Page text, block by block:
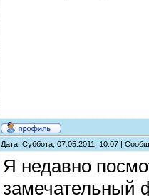
Дата: Суббота, 07.05.2011, 10:07 |
Я недавно
замечательный